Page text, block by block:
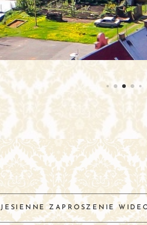
ZAPROSZENIE